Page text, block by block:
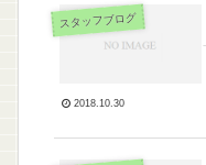
スタッフブログ
2018.10.30